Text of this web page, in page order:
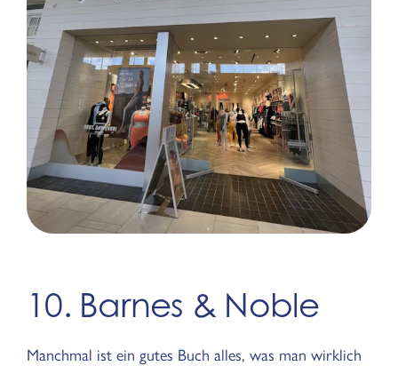
10. Barnes & Noble
Manchmal ist ein gutes Buch alles, was man wirklich